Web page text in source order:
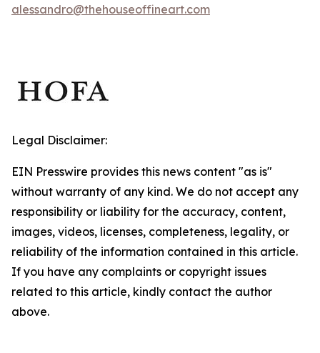
alessandro@thehouseoffineart.com
Legal Disclaimer:
EIN Presswire provides this news content "as is"
without warranty of any kind. We do not accept any
responsibility or liability for the accuracy, content,
images, videos, licenses, completeness, legality, or
reliability of the information contained in this article.
If you have any complaints or copyright issues
related to this article, kindly contact the author
above.